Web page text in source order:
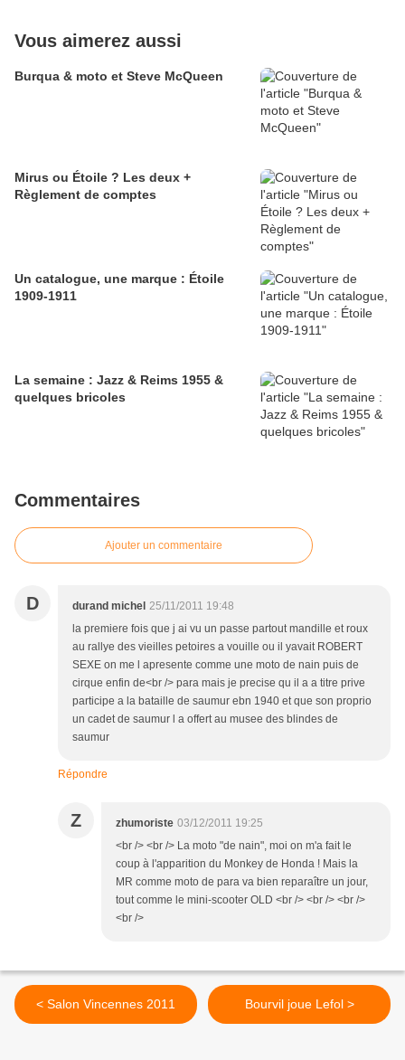
Vous aimerez aussi
Burqua & moto et Steve McQueen
Mirus ou Étoile ? Les deux +
Règlement de comptes
Un catalogue, une marque : Étoile
1909-1911
La semaine : Jazz & Reims 1955 &
quelques bricoles
Commentaires
Ajouter un commentaire
D durand michel 25/11/2011 19:48
la premiere fois que j ai vu un passe partout mandille et roux
au rallye des vieilles petoires a vouille ou il yavait ROBERT
SEXE on me l apresente comme une moto de nain puis de
cirque enfin de<br /> para mais je precise qu il a a titre prive
participe a la bataille de saumur ebn 1940 et que son proprio
un cadet de saumur l a offert au musee des blindes de
saumur
Répondre
Z zhumoriste 03/12/2011 19:25
<br /> <br /> La moto "de nain", moi on m'a fait le
coup à l'apparition du Monkey de Honda ! Mais la
MR comme moto de para va bien reparaître un jour,
tout comme le mini-scooter OLD <br /> <br /> <br />
<br />
< Salon Vincennes 2011 Bourvil joue Lefol >